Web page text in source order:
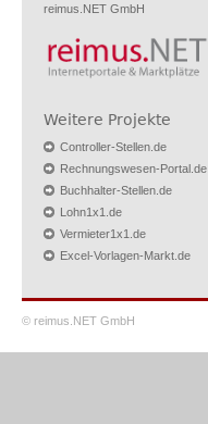
reimus.NET GmbH
Weitere Projekte
Controller-Stellen.de
Rechnungswesen-Portal.de
Buchhalter-Stellen.de
Lohn1x1.de
Vermieter1x1.de
Excel-Vorlagen-Markt.de
© reimus.NET GmbH